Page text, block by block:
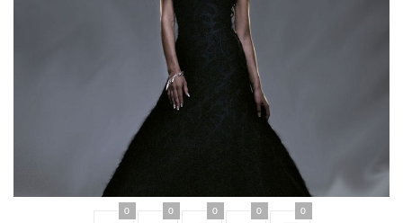
0 0 0 0 0